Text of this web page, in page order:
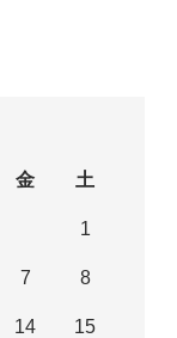
金 土
1
7 8
14 15